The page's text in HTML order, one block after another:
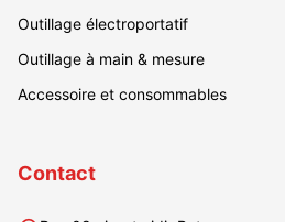
Outillage électroportatif
Outillage à main & mesure
Accessoire et consommables
Contact